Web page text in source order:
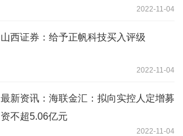
2022-11-04
山西证券：给予正帆科技买入评级
2022-11-04
最新资讯：海联金汇：拟向实控人定增募
资不超5.06亿元
2022-11-04